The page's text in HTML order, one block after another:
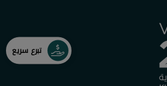
تبرع سريع